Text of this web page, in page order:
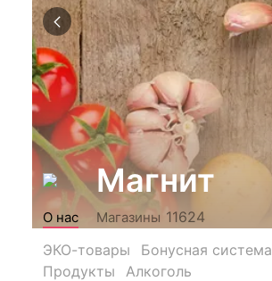
Магнит
О нас Магазины 11624
ЭКО-товары
Бонусная система
Продукты
Алкоголь